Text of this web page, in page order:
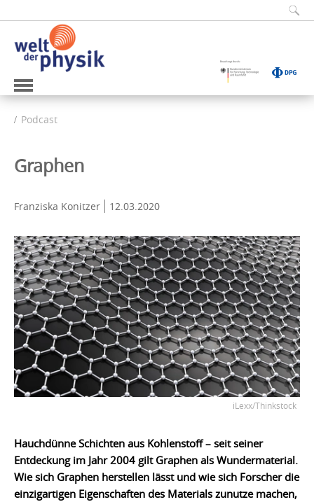
Podcast
Graphen
Franziska Konitzer 12.03.2020
iLexx/Thinkstock
Hauchdünne Schichten aus Kohlenstoff – seit seiner
Entdeckung im Jahr 2004 gilt Graphen als Wundermaterial.
Wie sich Graphen herstellen lässt und wie sich Forscher die
einzigartigen Eigenschaften des Materials zunutze machen,